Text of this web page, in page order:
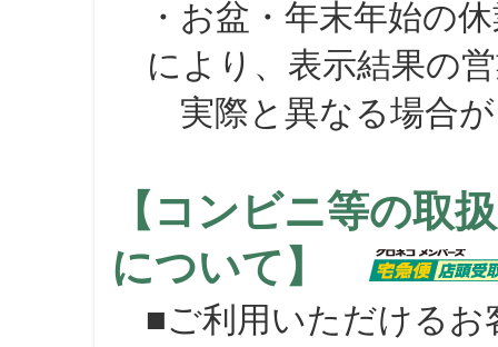
・お盆・年末年始の
により、表示結果の
実際と異なる場合が
【コンビニ等の取
について】
■ご利用いただけるお